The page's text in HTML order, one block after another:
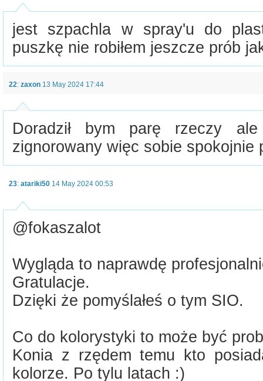
jest szpachla w spray'u do
puszkę nie robiłem jeszcze prób
22: zaxon 13 May 2024 17:44
Doradził bym parę rzeczy
zignorowany więc sobie spokojnie
23: atariki50 14 May 2024 00:53
@fokaszalot
Wygląda to naprawdę
Gratulacje.
Dzięki że pomyślałeś o tym SIO.
Co do kolorystyki to może być
Konia z rzędem temu kto
kolorze. Po tylu latach :)